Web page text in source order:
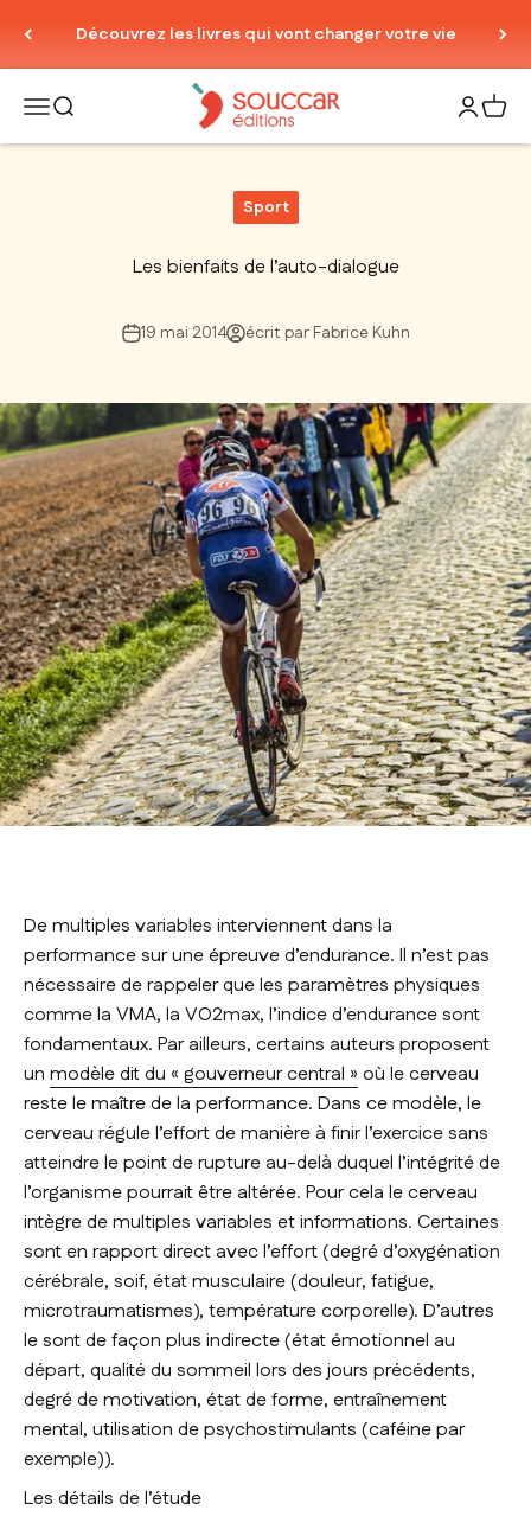
Découvrez les livres qui vont changer votre vie
Ouvrir la navigation
Ouvrir la rechercheThierry Souccar Editions Ouvrir
Voir
Sport
Les bienfaits de l’auto-dialogue
19 mai 2014 écrit par Fabrice Kuhn
De multiples variables interviennent dans la
performance sur une épreuve d’endurance. Il n’est pas
nécessaire de rappeler que les paramètres physiques
comme la VMA, la VO2max, l’indice d’endurance sont
fondamentaux. Par ailleurs, certains auteurs proposent
un modèle dit du « gouverneur central » où le cerveau
reste le maître de la performance. Dans ce modèle, le
cerveau régule l’effort de manière à finir l’exercice sans
atteindre le point de rupture au-delà duquel l’intégrité de
l’organisme pourrait être altérée. Pour cela le cerveau
intègre de multiples variables et informations. Certaines
sont en rapport direct avec l’effort (degré d’oxygénation
cérébrale, soif, état musculaire (douleur, fatigue,
microtraumatismes), température corporelle). D’autres
le sont de façon plus indirecte (état émotionnel au
départ, qualité du sommeil lors des jours précédents,
degré de motivation, état de forme, entraînement
mental, utilisation de psychostimulants (caféine par
exemple)).
Les détails de l’étude